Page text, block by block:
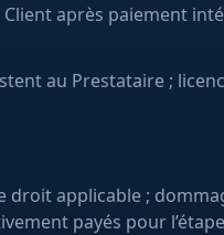
après paiement
au Prestataire ;
droit applicable ;
payés pour